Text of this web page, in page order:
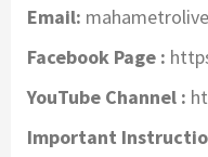
Email:
Facebook Page :
YouTube Channel :
Important